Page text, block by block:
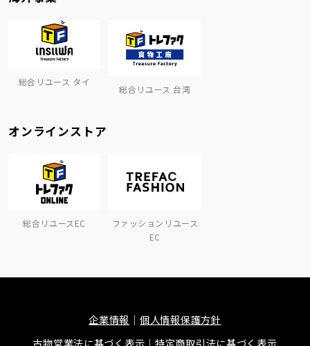
総合リユース タイ
総合リユース 台湾
オンラインストア
総合リユースEC
ファッションリユース
EC
企業情報
個人情報保護方針
古物営業法に基づく表示
特定商取引法に基づく表示